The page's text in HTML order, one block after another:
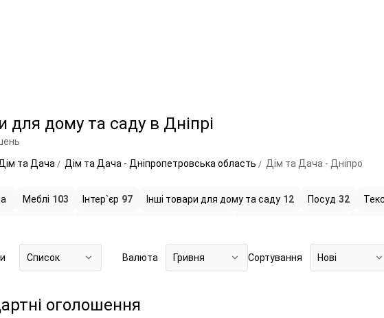
для дому та саду в Дніпрі
та Дача Дім та Дача - Дніпропетровська область Дім та Дача - Дніпро
Меблі 103 Інтер`єр 97 Інші товари для дому та саду 12 Посуд 32
Господарське обладнання Грилі, мангали Аксесуари для
садівництва 3 Канцтовари Мобільні басейни Продукти харчування
Список Валюта Гривня Сортування Нові
оголошення